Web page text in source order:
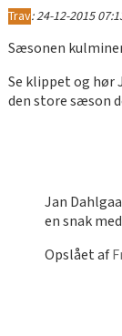
Trav:24-12-2015
Sæsonen
Se klippet og hør
den store sæson
Jan
en snak
Opslået af